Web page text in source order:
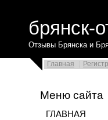
брянск-
Отзывы Брянска и
Главная
Меню сайта
ГЛАВНАЯ